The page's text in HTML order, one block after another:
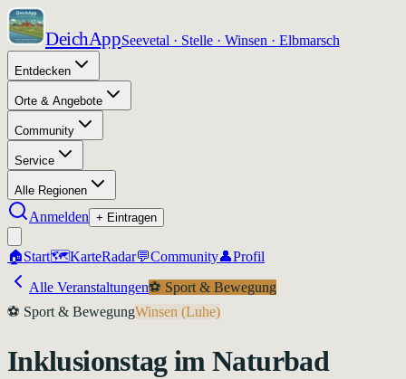
DeichAppSeevetal · Stelle · Winsen · Elbmarsch
Entdecken
Orte & Angebote
Community
Service
Alle Regionen
Anmelden + Eintragen
🏠Start🗺️KarteRadar💬Community👤Profil
Alle Veranstaltungen⚽ Sport & Bewegung
⚽ Sport & BewegungWinsen (Luhe)
Inklusionstag im Naturbad